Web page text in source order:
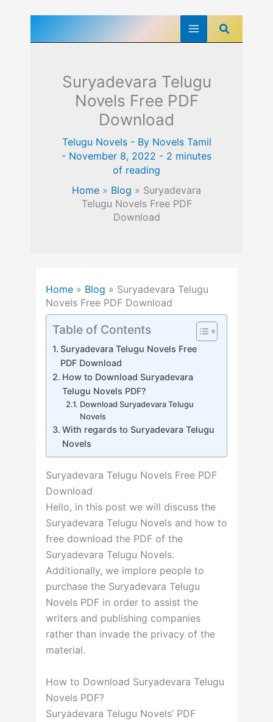
Search
Suryadevara Telugu
Novels Free PDF
Download
Telugu Novels- By Novels Tamil
- November 8, 2022 - 2 minutes
of reading
Home » Blog » Suryadevara
Telugu Novels Free PDF
Download
Home» Blog » Suryadevara Telugu
Novels Free PDF Download
Table of Contents
Suryadevara Telugu Novels Free
PDF Download
How to Download Suryadevara
Telugu Novels PDF?
Download Suryadevara Telugu
Novels
With regards to Suryadevara Telugu
Novels
Suryadevara Telugu Novels Free PDF
Download
Hello, in this post we will discuss the
Suryadevara Telugu Novels and how to
free download the PDF of the
Suryadevara Telugu Novels.
Additionally, we implore people to
purchase the Suryadevara Telugu
Novels PDF in order to assist the
writers and publishing companies
rather than invade the privacy of the
material.
How to Download Suryadevara Telugu
Novels PDF?
Suryadevara Telugu Novels’ PDF